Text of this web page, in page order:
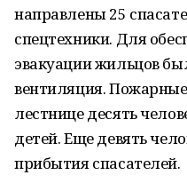
направлены 25
спецтехники. Для
эвакуации жильцов
вентиляция.
лестнице десять
детей. Еще девять
прибытия спасателей.